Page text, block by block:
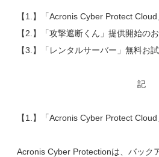
【1.】「Acronis Cyber Protect
【2.】「攻撃遮断くん」提供開始の
【3.】「レンタルサーバー」無料お
記
【1.】「Acronis Cyber Protect
Acronis Cyber Protectionは、バック